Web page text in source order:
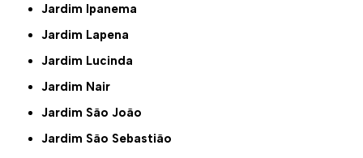
Jardim Ipanema
Jardim Lapena
Jardim Lucinda
Jardim Nair
Jardim São João
Jardim São Sebastião